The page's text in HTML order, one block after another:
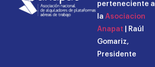
perteneciente a
la Asociacion
Anapat | Raúl
Gomariz,
Presidente